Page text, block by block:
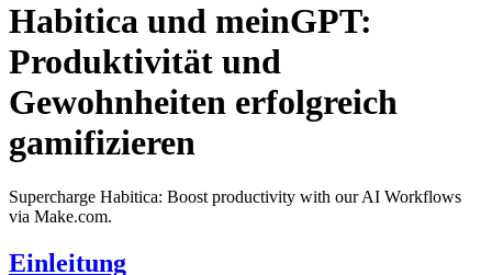
Habitica und meinGPT:
Produktivität und
Gewohnheiten erfolgreich
gamifizieren
Supercharge Habitica: Boost productivity with our AI Workflows
via Make.com.
Einleitung